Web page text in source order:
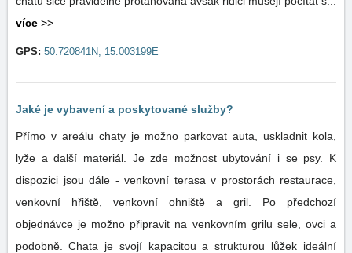
více >>
GPS: 50.720841N, 15.003199E
Jaké je vybavení a poskytované služby?
Přímo v areálu chaty je možno parkovat auta, uskladnit kola,
lyže a další materiál. Je zde možnost ubytování i se psy. K
dispozici jsou dále - venkovní terasa v prostorách restaurace,
venkovní hřiště, venkovní ohniště a gril. Po předchozí
objednávce je možno připravit na venkovním grilu sele, ovci a
podobně. Chata je svojí kapacitou a strukturou lůžek ideální